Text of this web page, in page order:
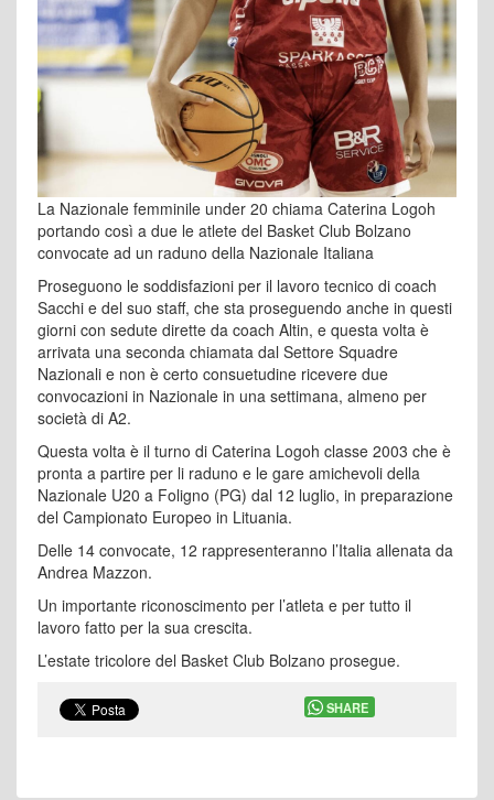
La Nazionale femminile under 20 chiama Caterina Logoh
portando così a due le atlete del Basket Club Bolzano
convocate ad un raduno della Nazionale Italiana
Proseguono le soddisfazioni per il lavoro tecnico di coach
Sacchi e del suo staff, che sta proseguendo anche in questi
giorni con sedute dirette da coach Altin, e questa volta è
arrivata una seconda chiamata dal Settore Squadre
Nazionali e non è certo consuetudine ricevere due
convocazioni in Nazionale in una settimana, almeno per
società di A2.
Questa volta è il turno di Caterina Logoh classe 2003 che è
pronta a partire per li raduno e le gare amichevoli della
Nazionale U20 a Foligno (PG) dal 12 luglio, in preparazione
del Campionato Europeo in Lituania.
Delle 14 convocate, 12 rappresenteranno l’Italia allenata da
Andrea Mazzon.
Un importante riconoscimento per l’atleta e per tutto il
lavoro fatto per la sua crescita.
L’estate tricolore del Basket Club Bolzano prosegue.
SHARE